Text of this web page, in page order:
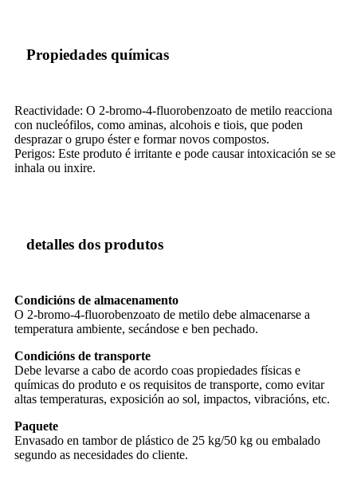
Propiedades químicas
Reactividade: O 2-bromo-4-fluorobenzoato de metilo reacciona
con nucleófilos, como aminas, alcohois e tiois, que poden
desprazar o grupo éster e formar novos compostos.
Perigos: Este produto é irritante e pode causar intoxicación se se
inhala ou inxire.
detalles dos produtos
Condicións de almacenamento
O 2-bromo-4-fluorobenzoato de metilo debe almacenarse a
temperatura ambiente, secándose e ben pechado.
Condicións de transporte
Debe levarse a cabo de acordo coas propiedades físicas e
químicas do produto e os requisitos de transporte, como evitar
altas temperaturas, exposición ao sol, impactos, vibracións, etc.
Paquete
Envasado en tambor de plástico de 25 kg/50 kg ou embalado
segundo as necesidades do cliente.